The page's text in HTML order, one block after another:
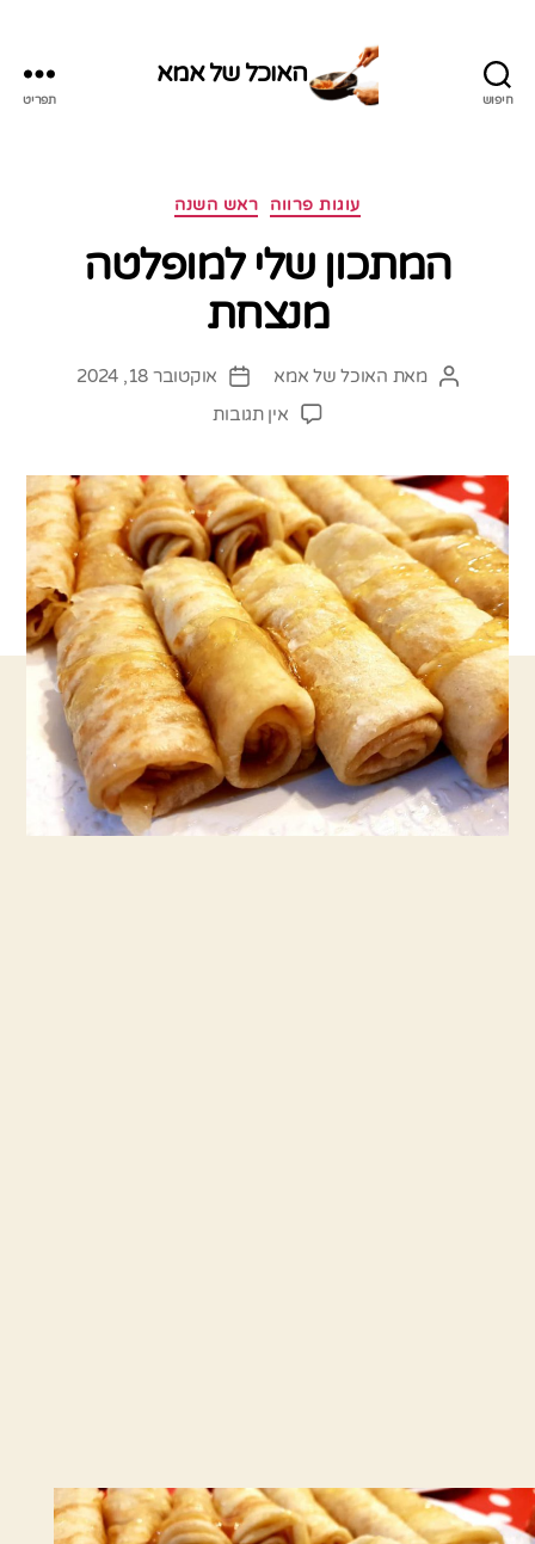
חיפוש
האוכל של אמא
תפריט
קטגוריות עוגות פרווה ראש השנה
המתכון שלי למופלטה
מנצחת
המחבר
מאת האוכל של אמא
תאריךאוקטובר 18, 2024
אין תגובותעל
למופלטה
מנצחת